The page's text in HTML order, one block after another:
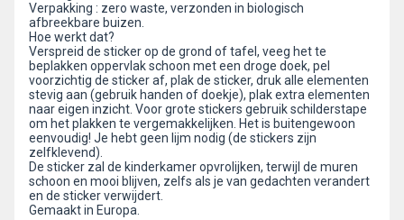
Verpakking : zero waste, verzonden in biologisch
afbreekbare buizen.
Hoe werkt dat?
Verspreid de sticker op de grond of tafel, veeg het te
beplakken oppervlak schoon met een droge doek, pel
voorzichtig de sticker af, plak de sticker, druk alle elementen
stevig aan (gebruik handen of doekje), plak extra elementen
naar eigen inzicht. Voor grote stickers gebruik schilderstape
om het plakken te vergemakkelijken. Het is buitengewoon
eenvoudig! Je hebt geen lijm nodig (de stickers zijn
zelfklevend).
De sticker zal de kinderkamer opvrolijken, terwijl de muren
schoon en mooi blijven, zelfs als je van gedachten verandert
en de sticker verwijdert.
Gemaakt in Europa.